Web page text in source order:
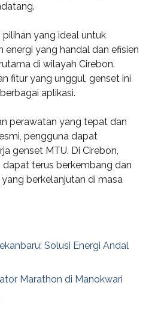
yang ideal untuk
energi yang handal dan efisien
di wilayah Cirebon.
fitur yang unggul, genset ini
aplikasi.
perawatan yang tepat dan
pengguna dapat
genset MTU. Di Cirebon,
dapat terus berkembang dan
berkelanjutan di masa
Solusi Energi Andal
Marathon di Manokwari